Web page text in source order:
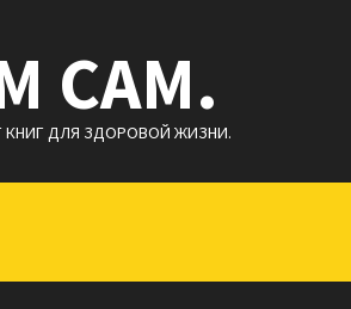
САМ.
КНИГ ДЛЯ ЗДОРОВОЙ ЖИЗНИ.